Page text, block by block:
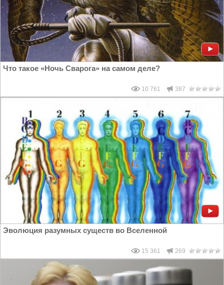
Что такое «Ночь Сварога» на самом деле?
10 761 387
Эволюция разумных существ во Вселенной
15 361 269